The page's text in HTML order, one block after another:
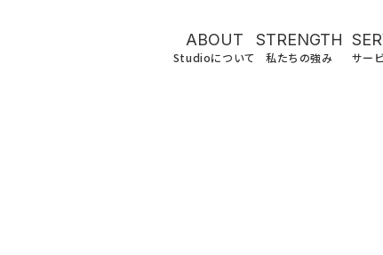
ABOUT
Studioについて
STRENGTH
私たちの強み サー